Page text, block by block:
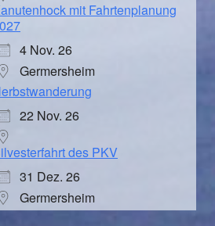
mit Fahrtenplanung
4 Nov. 26
Germersheim
22 Nov. 26
des PKV
31 Dez. 26
Germersheim